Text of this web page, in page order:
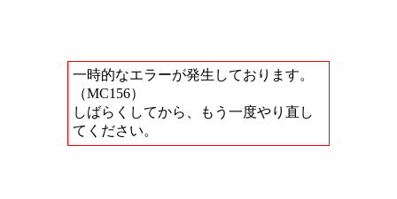
一時的なエラーが発生しております。
（MC156）
しばらくしてから、もう一度やり直し
てください。